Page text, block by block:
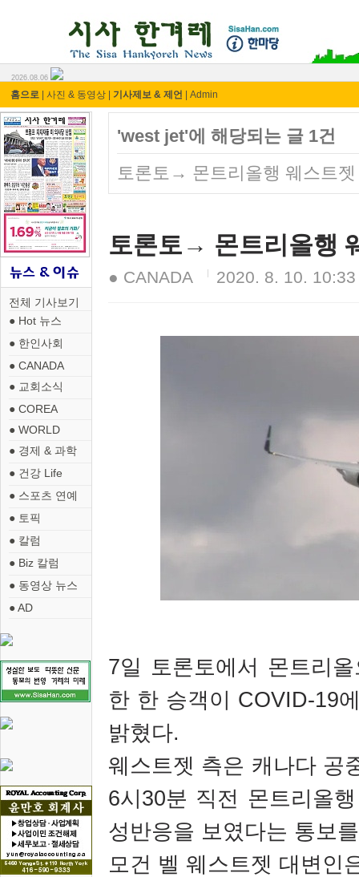
2026.08.06
홈으로 사진 & 동영상 기사제보 & 제언 Admin
전체 기사보기
● Hot 뉴스
● 한인사회
● CANADA
● 교회소식
● COREA
● WORLD
● 경제 & 과학
● 건강 Life
● 스포츠 연예
● 토픽
● 칼럼
● Biz 칼럼
● 동영상 뉴스
● AD
'west jet'에 해당되는 글 1건
토론토→ 몬트리올행 웨스트
토론토→ 몬트리올행
● CANADA 2020. 8. 10. 10:33
7일 토론토에서 몬트리
한 한 승객이 COVID-19
밝혔다.
웨스트젯 측은 캐나다 공
6시30분 직전 몬트리올
성반응을 보였다는 통보
모건 벨 웨스트젯 대변인